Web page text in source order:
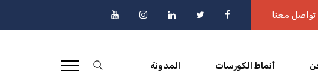
تواصل معنا
أنماط الكورسات المدونة